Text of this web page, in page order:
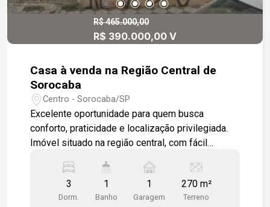
praticidade e conveniência. Fica próximo a
supermercados, farmácias, padarias, escolas,
restaurantes, academias e diversos serviços
principais vias da cidade, garantindo mobilidade
no dia a dia. Deseja conhecer este imóvel e
receber mais detalhes?
R$ 465.000,00
R$ 390.000,00 V
Casa à venda na Região Central de
Sorocaba
Centro - Sorocaba/SP
Excelente oportunidade para quem busca
conforto, praticidade e localização privilegiada.
Imóvel situado na região central, com fácil
linhas de ônibus circular e a poucos minutos do
Shopping Cianê. Características do imóvel: - 1
vaga de garagem coberta - Sala, copa e cozinha
3
Dorm.
1
Banho
1
Garagem
270 m²
Terreno